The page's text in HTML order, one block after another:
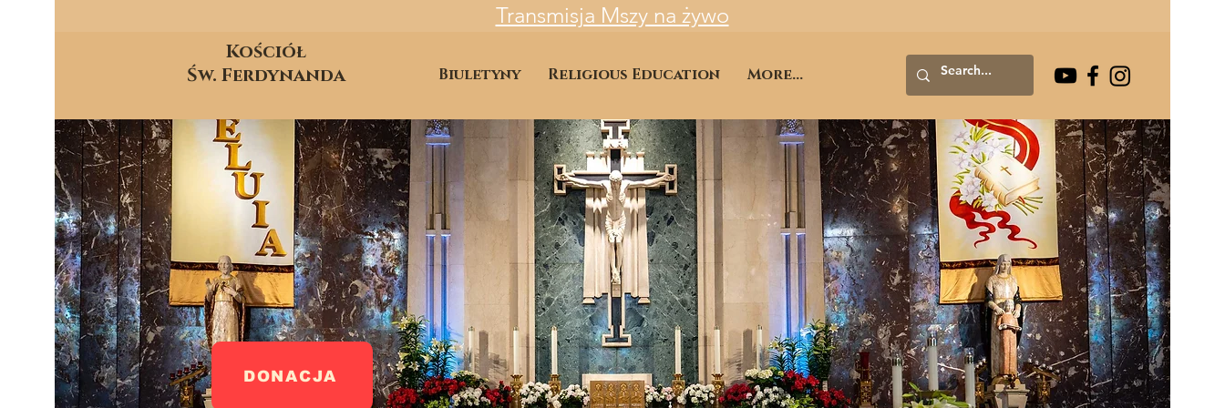
Transmisja Mszy na żywo
Kościół
Św. Ferdynanda
Biuletyny Religious Education More...
DONACJA